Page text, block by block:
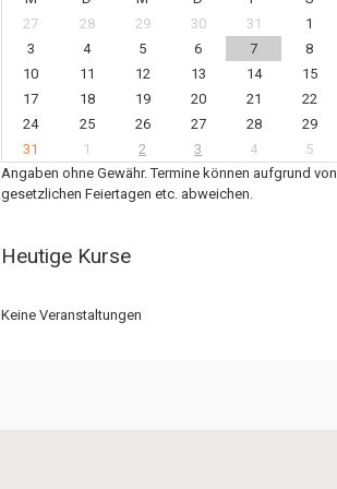
27
28 29 30 31 1
3
4 5 6 7 8
10
11 12 13 14 15
17
18 19 20 21 22
24
25 26 27 28 29
31
1 2 3 4 5
Angaben ohne Gewähr. Termine können aufgrund von
gesetzlichen Feiertagen etc. abweichen.
Heutige Kurse
Keine Veranstaltungen